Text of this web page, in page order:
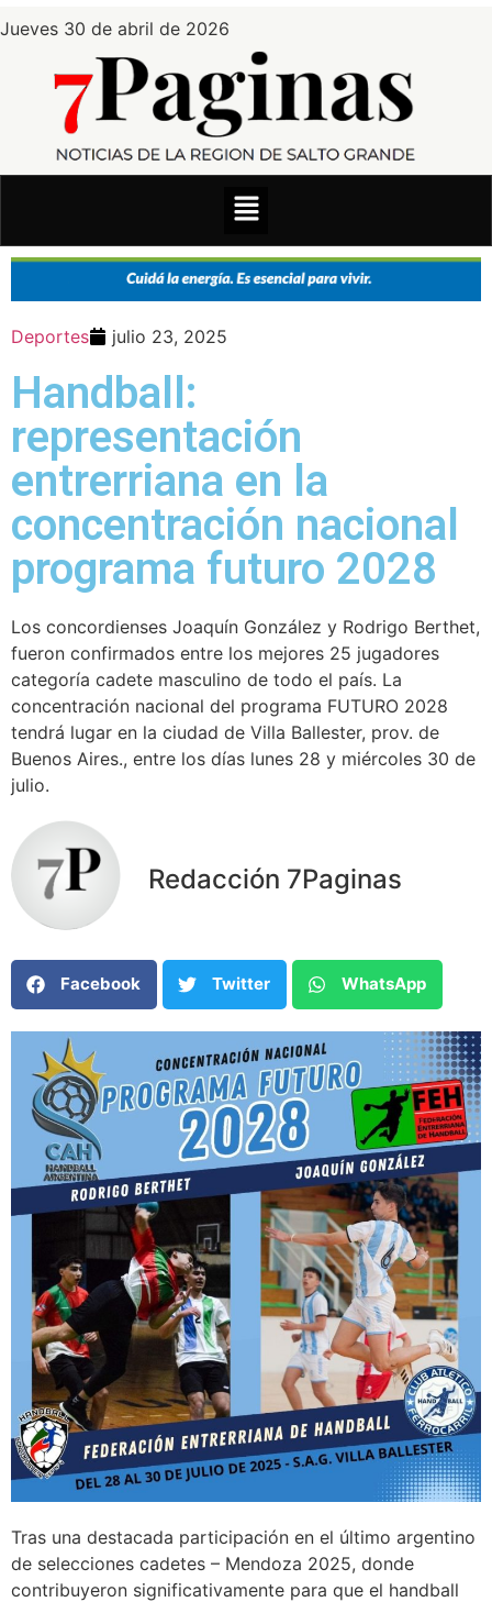
Jueves 30 de abril de 2026
Deportes julio 23, 2025
Handball:
representación
entrerriana en la
concentración nacional
programa futuro 2028
Los concordienses Joaquín González y Rodrigo Berthet,
fueron confirmados entre los mejores 25 jugadores
categoría cadete masculino de todo el país. La
concentración nacional del programa FUTURO 2028
tendrá lugar en la ciudad de Villa Ballester, prov. de
Buenos Aires., entre los días lunes 28 y miércoles 30 de
julio.
Redacción 7Paginas
Facebook Twitter WhatsApp
Tras una destacada participación en el último argentino
de selecciones cadetes – Mendoza 2025, donde
contribuyeron significativamente para que el handball